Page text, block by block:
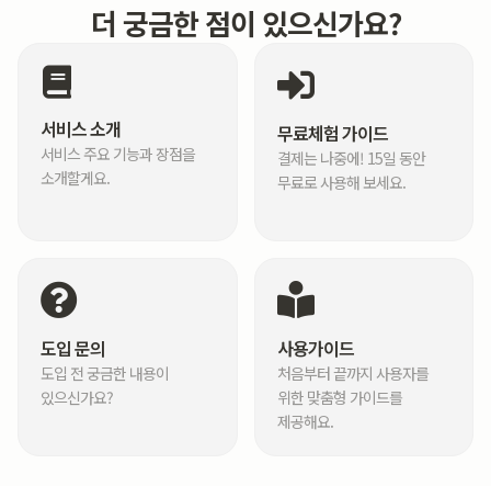
더 궁금한 점이 있으신가요?
서비스 소개
서비스 주요 기능과 장점을
소개할게요.
무료체험 가이드
결제는 나중에! 15일 동안
무료로 사용해 보세요.
도입 문의
도입 전 궁금한 내용이
있으신가요?
사용가이드
처음부터 끝까지 사용자를
위한 맞춤형 가이드를
제공해요.